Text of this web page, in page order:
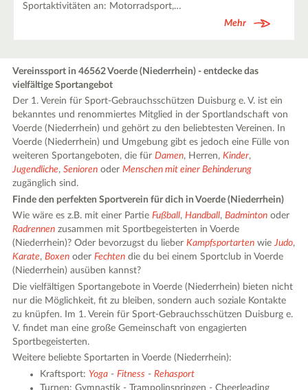
Sportaktivitäten an: Motorradsport,…
Mehr
Vereinssport in 46562 Voerde (Niederrhein) - entdecke das
vielfältige Sportangebot
Der 1. Verein für Sport-Gebrauchsschützen Duisburg e. V. ist ein
bekanntes und renommiertes Mitglied in der Sportlandschaft von
Voerde (Niederrhein) und gehört zu den beliebtesten Vereinen. In
Voerde (Niederrhein) und Umgebung gibt es jedoch eine Fülle von
weiteren Sportangeboten, die fürDamen, Herren,Kinder,
Jugendliche,Senioren oderMenschen mit einer Behinderung
zugänglich sind.
Finde den perfekten Sportverein für dich in Voerde (Niederrhein)
Wie wäre es z.B. mit einer PartieFußball,Handball,Badminton oder
Radrennen zusammen mit Sportbegeisterten in Voerde
(Niederrhein)? Oder bevorzugst du lieberKampfsportarten wieJudo,
Karate,Boxen oderFechten die du bei einem Sportclub in Voerde
(Niederrhein) ausüben kannst?
Die vielfältigen Sportangebote in Voerde (Niederrhein) bieten nicht
nur die Möglichkeit, fit zu bleiben, sondern auch soziale Kontakte
zu knüpfen. Im 1. Verein für Sport-Gebrauchsschützen Duisburg e.
V. findet man eine große Gemeinschaft von engagierten
Sportbegeisterten.
Weitere beliebte Sportarten in Voerde (Niederrhein):
Kraftsport: Yoga -Fitness -Rehasport
Turnen: Gymnastik - Trampolinspringen - Cheerleading